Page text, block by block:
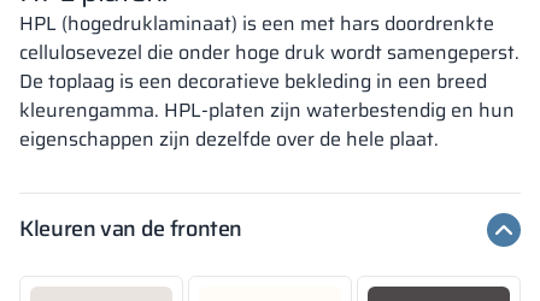
HPL (hogedruklaminaat) is een met hars doordrenkte
cellulosevezel die onder hoge druk wordt samengeperst.
De toplaag is een decoratieve bekleding in een breed
kleurengamma. HPL-platen zijn waterbestendig en hun
eigenschappen zijn dezelfde over de hele plaat.
Kleuren van de fronten